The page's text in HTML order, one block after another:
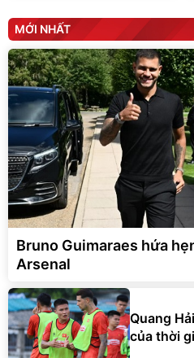
MỚI NHẤT
Bruno Guimaraes hứa
Arsenal
Quang
của thời